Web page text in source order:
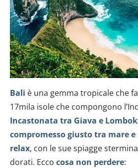
modificare o ritirare il tuo consenso
dalla Dichiarazione sui cookie.
Utilizziamo i cookie per
annunci, per fornire funzionalità dei
analizzare il nostro traffico.
informazioni sul modo in cui utilizzi
nostri partner che si occupano di
pubblicità e social media, i quali
con altre informazioni che hai fornito
raccolto dal tuo utilizzo dei loro
Bali è una gemma tropicale che
17mila isole che compongono
Incastonata tra Giava e Lombok
compromesso giusto tra mare
relax, con le sue spiagge
dorati. Ecco cosa non perdere: